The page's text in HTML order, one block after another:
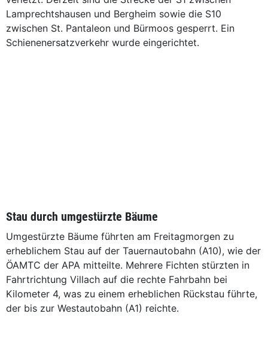
Lamprechtshausen und Bergheim sowie die S10
zwischen St. Pantaleon und Bürmoos gesperrt. Ein
Schienenersatzverkehr wurde eingerichtet.
Stau durch umgestürzte Bäume
Umgestürzte Bäume führten am Freitagmorgen zu
erheblichem Stau auf der Tauernautobahn (A10), wie der
ÖAMTC der APA mitteilte. Mehrere Fichten stürzten in
Fahrtrichtung Villach auf die rechte Fahrbahn bei
Kilometer 4, was zu einem erheblichen Rückstau führte,
der bis zur Westautobahn (A1) reichte.